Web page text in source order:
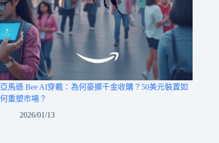
亞馬遜 Bee AI穿戴：為何豪擲千金收購？50美元裝置如
何重塑市場？
2026/01/13